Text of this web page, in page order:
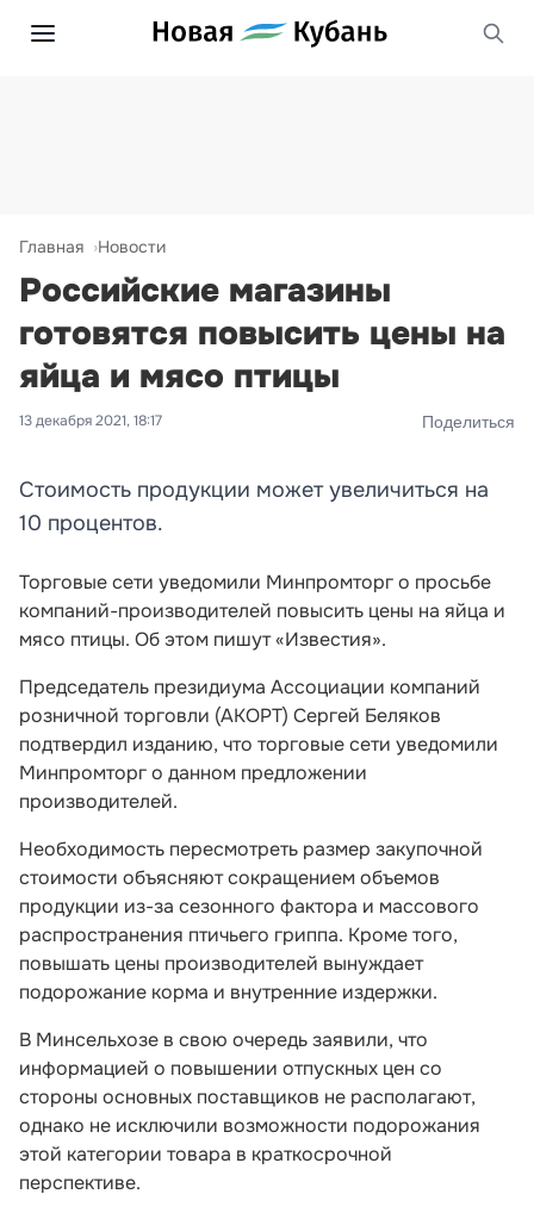
Главная Новости
Российские магазины
готовятся повысить цены на
яйца и мясо птицы
13 декабря 2021, 18:17 Поделиться
Стоимость продукции может увеличиться на
10 процентов.
Торговые сети уведомили Минпромторг о просьбе
компаний-производителей повысить цены на яйца и
мясо птицы. Об этом пишут «Известия».
Председатель президиума Ассоциации компаний
розничной торговли (АКОРТ) Сергей Беляков
подтвердил изданию, что торговые сети уведомили
Минпромторг о данном предложении
производителей.
Необходимость пересмотреть размер закупочной
стоимости объясняют сокращением объемов
продукции из-за сезонного фактора и массового
распространения птичьего гриппа. Кроме того,
повышать цены производителей вынуждает
подорожание корма и внутренние издержки.
В Минсельхозе в свою очередь заявили, что
информацией о повышении отпускных цен со
стороны основных поставщиков не располагают,
однако не исключили возможности подорожания
этой категории товара в краткосрочной
перспективе.